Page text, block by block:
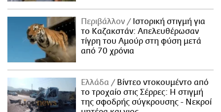
Περιβάλλον
Ιστορική στιγμή για
το Καζακστάν: Απελευθέρωσαν
τίγρη του Αμούρ στη φύση μετά
από 70 χρόνια
Ελλάδα
Βίντεο ντοκουμέντο από
το τροχαίο στις Σέρρες: Η στιγμή
της σφοδρής σύγκρουσης - Νεκροί